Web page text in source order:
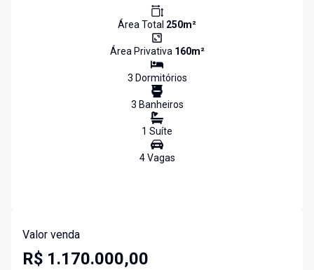
Área Total 250m²
Área Privativa 160m²
3 Dormitórios
3 Banheiros
1 Suíte
4Vagas
Valor venda
R$ 1.170.000,00